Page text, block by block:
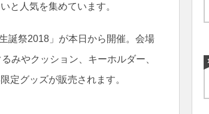
と人気を集めています。
誕祭2018」が本日から開催。会場
みやクッション、キーホルダー、
定グッズが販売されます。